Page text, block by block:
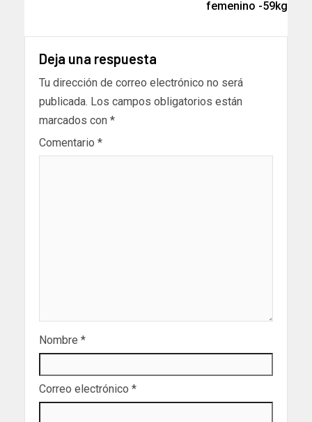
femenino -59kg
Deja una respuesta
Tu dirección de correo electrónico no será
publicada. Los campos obligatorios están
marcados con *
Comentario *
Nombre *
Correo electrónico *